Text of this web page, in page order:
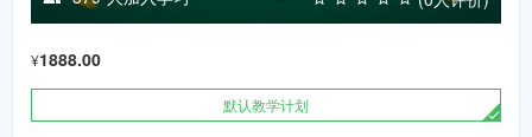
¥1888.00
默认教学计划